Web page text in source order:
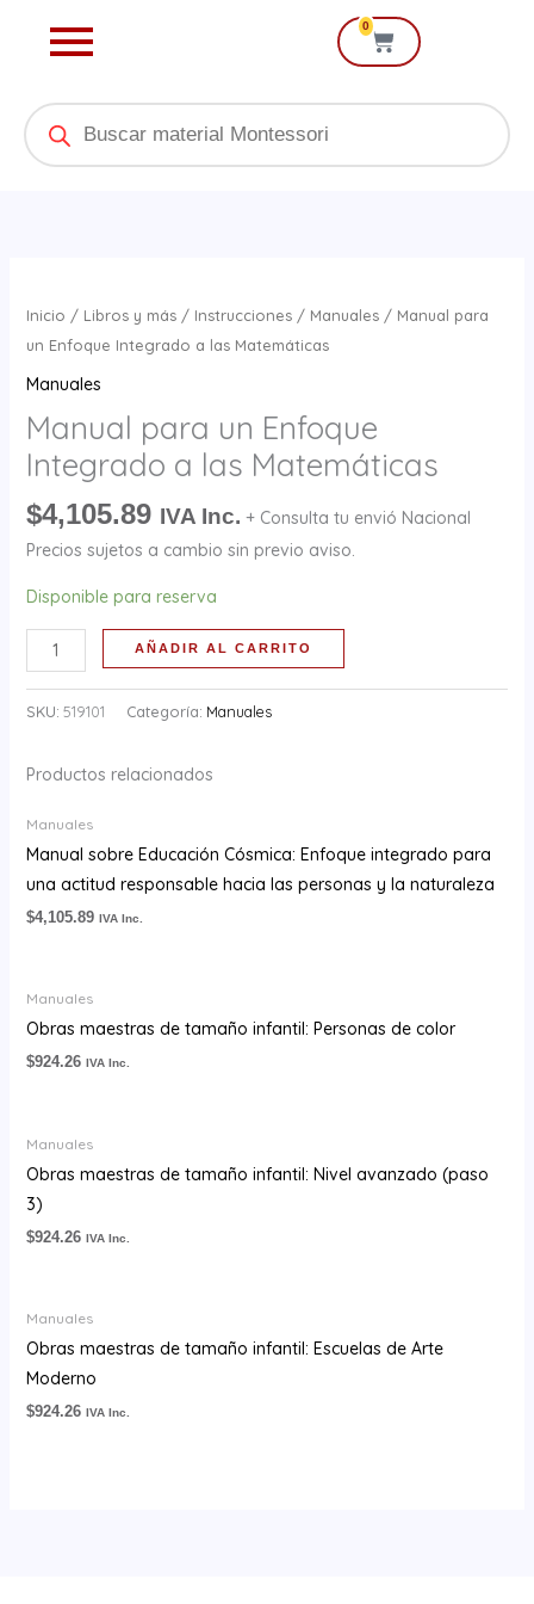
0
Cart
Products
search
Inicio / Libros y más/ Instrucciones/ Manuales/ Manual para
un Enfoque Integrado a las Matemáticas
Manuales
Manual para un Enfoque
Integrado a las Matemáticas
$4,105.89 IVA Inc. + Consulta tu envió Nacional
Precios sujetos a cambio sin previo aviso.
Disponible para reserva
para
un
a
las
Matemáticas
cantidad
AÑADIR AL CARRITO
SKU: 519101 Categoría: Manuales
Productos relacionados
Manuales
Manual sobre Educación Cósmica: Enfoque integrado para
una actitud responsable hacia las personas y la naturaleza
$4,105.89 IVA Inc.
Manuales
Obras maestras de tamaño infantil: Personas de color
$924.26 IVA Inc.
Manuales
Obras maestras de tamaño infantil: Nivel avanzado (paso
3)
$924.26 IVA Inc.
Manuales
Obras maestras de tamaño infantil: Escuelas de Arte
Moderno
$924.26 IVA Inc.